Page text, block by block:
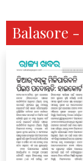
Balasore -